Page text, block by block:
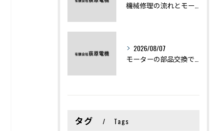
2026/08/07
タグ Tags